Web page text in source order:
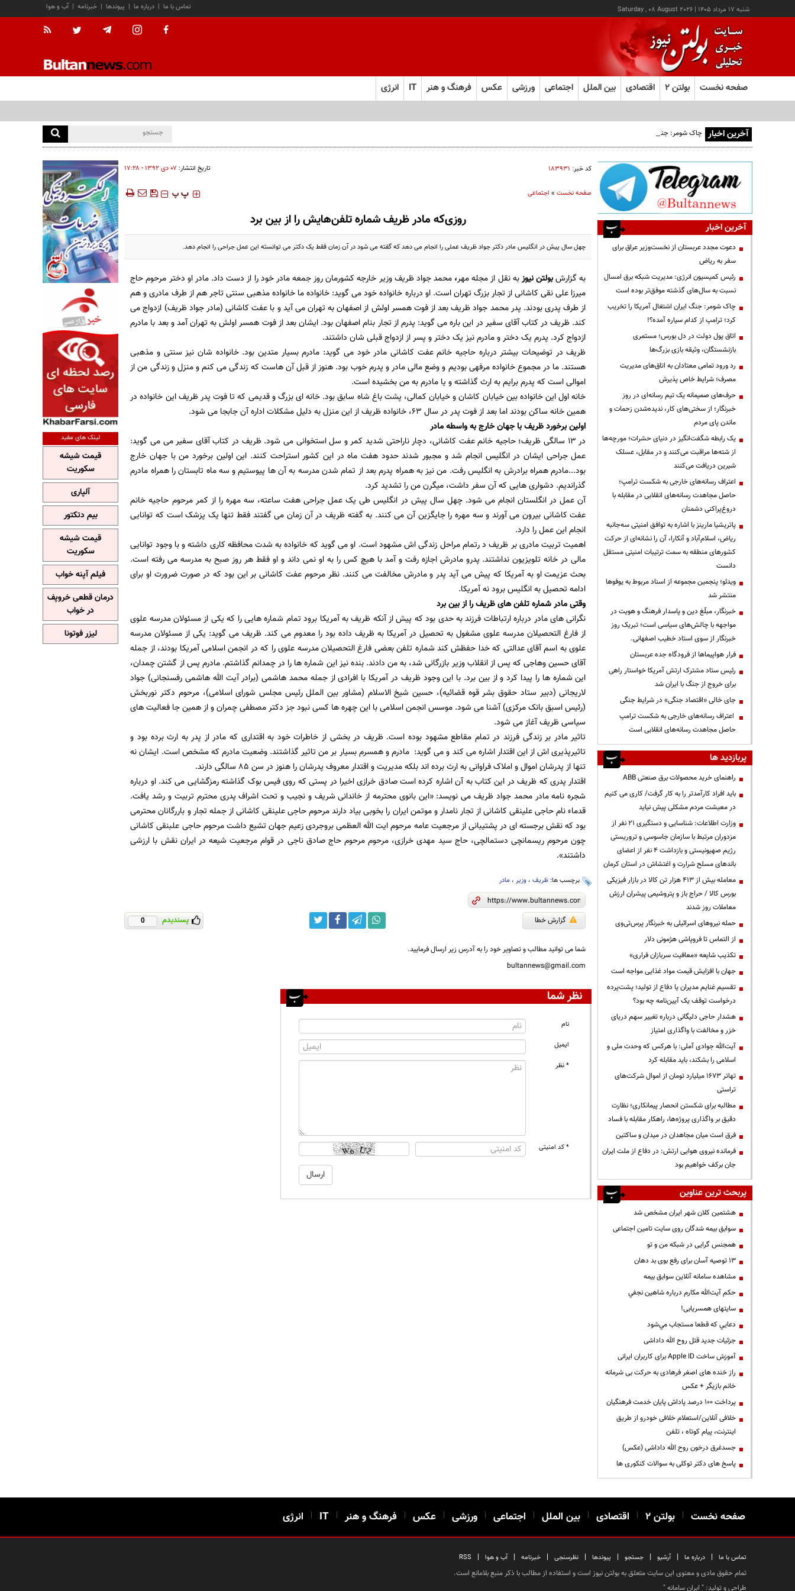
شنبه ۱۷ مرداد ۱۴۰۵ |
Saturday , 08 August 2026 آب و هوا | خبرنامه | پیوندها | درباره ما | تماس با ما
صفحه نخست بولتن ۲ اقتصادی بین الملل اجتماعی ورزشی عکس فرهنگ و هنر IT انرژی
آخرین اخبار چاک شومر: جنگ ایران اشتغال آمریکا را تخریب کرد؛ ترامپ از کدام سیاره آمده؟!
کد خبر: ۱۸۳۹۳۱ تاریخ انتشار: ۰۷ دی ۱۳۹۲ - ۱۷:۲۸
صفحه نخست» اجتماعی ‍‍‍ پ پ
روزی‌که مادر ظریف شماره تلفن‌هایش را از بین برد
چهل سال پیش در انگلیس مادر دکتر جواد ظریف عملی را انجام می دهد که گفته می شود در آن زمان فقط یک دکتر می توانسته این عمل جراحی را انجام دهد.
به گزارشبولتن نیوزبه نقل از مجله مهر، محمد جواد ظریف وزیر خارجه کشورمان روز جمعه مادر خود را از دست داد. مادر او دختر مرحوم حاج
میرزا علی نقی کاشانی از تجار بزرگ تهران است. او درباره خانواده خود می گوید: خانواده ما خانواده مذهبی سنتی تاجر هم از طرف مادری و هم
از طرف پدری بودند. پدر محمد جواد ظریف بعد از فوت همسر اولش از اصفهان به تهران می آید و با عفت کاشانی (مادر جواد ظریف) ازدواج می
کند. ظریف در کتاب آقای سفیر در این باره می گوید: پدرم از تجار بنام اصفهان بود. ایشان بعد از فوت همسر اولش به تهران آمد و بعد با مادرم
ازدواج کرد. پدرم یک دختر و مادرم نیز یک دختر و پسر از ازدواج قبلی شان داشتند.
ظریف در توضیحات بیشتر درباره حاجیه خانم عفت کاشانی مادر خود می گوید: مادرم بسیار متدین بود. خانواده شان نیز سنتی و مذهبی
هستند. ما در مجموع خانواده مرفهی بودیم و وضع مالی مادر و پدرم خوب بود. هنوز از قبل آن هاست که زندگی می کنم و منزل و زندگی من از
اموالی است که پدرم برایم به ارث گذاشته و یا مادرم به من بخشیده است.
خانه اول این خانواده بین خیابان کاشان و خیابان کمالی، پشت باغ شاه سابق بود. خانه ای بزرگ و قدیمی که تا فوت پدر ظریف این خانواده در
همین خانه ساکن بودند اما بعد از فوت پدر در سال 63، خانواده ظریف از این منزل به دلیل مشکلات اداره آن جابجا می شود.
اولین برخورد ظریف با جهان خارج به واسطه مادر
در 13 سالگی ظریف؛ حاجیه خانم عفت کاشانی، دچار ناراحتی شدید کمر و سل استخوانی می شود. ظریف در کتاب آقای سفیر می می گوید:
عمل جراحی ایشان در انگلیس انجام شد و مجبور شدند حدود هفت ماه در این کشور استراحت کنند. این اولین برخورد من با جهان خارج
بود...مادرم همراه برادرش به انگلیس رفت. من نیز به همراه پدرم بعد از تمام شدن مدرسه به آن ها پیوستیم و سه ماه تابستان را همراه مادرم
گذراندیم. دشواری هایی که آن سفر داشت، میگرن من را تشدید کرد.
آن عمل در انگلستان انجام می شود. چهل سال پیش در انگلیس طی یک عمل جراحی هفت ساعته، سه مهره را از کمر مرحوم حاجیه خانم
عفت کاشانی بیرون می آورند و سه مهره را جایگزین آن می کنند. به گفته ظریف در آن زمان می گفتند فقط تنها یک پزشک است که توانایی
انجام این عمل را دارد.
اهمیت تربیت مادری بر ظریف د رتمام مراحل زندگی اش مشهود است. او می گوید که خانواده به شدت محافظه کاری داشته و با وجود توانایی
مالی در خانه تلویزیون نداشتند. پدرو مادرش اجازه رفت و آمد با هیچ کس را به او نمی داند و او فقط هر روز صبح به مدرسه می رفته است.
بحث عزیمت او به آمریکا که پیش می آید پدر و مادرش مخالفت می کنند. نظر مرحوم عفت کاشانی بر این بود که در صورت ضرورت او برای
ادامه تحصیل به انگلیس برود نه آمریکا.
وقتی مادر شماره تلفن های ظریف را از بین برد
نگرانی های مادر درباره ارتباطات فرزند به حدی بود که پیش از آنکه ظریف به آمریکا برود تمام شماره هایی را که یکی از مسئولان مدرسه علوی
از فارغ التحصیلان مدرسه علوی مشغول به تحصیل در آمریکا به ظریف داده بود را معدوم می کند. ظریف می گوید: یکی از مسئولان مدرسه
علوی به اسم آقای عدالتی که خدا حفظش کند شماره تلفن بعضی فارغ التحصیلان مدرسه علوی را که در انجمن اسلامی آمریکا بودند، از جمله
آقای حسین وهاجی که پس از انقلاب وزیر بازرگانی شد، به من دادند. بنده نیز این شماره ها را در چمدانم گذاشتم. مادرم پس از گشتن چمدان،
این شماره ها را پیدا کرد و از بین برد. با این وجود ظریف در آمریکا با افرادی از جمله محمد هاشمی (برادر آیت الله هاشمی رفسنجانی) جواد
لاریجانی (دبیر ستاد حقوق بشر قوه قضائیه)، حسین شیخ الاسلام (مشاور بین الملل رئیس مجلس شورای اسلامی)، مرحوم دکتر نوربخش
(رئیس اسبق بانک مرکزی) آشنا می شود. موسس انجمن اسلامی با این چهره ها کسی نبود جز دکتر مصطفی چمران و از همین جا فعالیت های
سیاسی ظریف آغاز می شود.
تاثیر مادر بر زندگی فرزند در تمام مقاطع مشهود بوده است. ظریف در بخشی از خاطرات خود به اقتداری که مادر از پدر به ارث برده بود و
تاثیرپذیری اش از این اقتدار اشاره می کند و می گوید: مادرم و همسرم بسیار بر من تاثیر گذاشتند. وضعیت مادرم که مشخص است. ایشان نه
تنها از پدرشان اموال و املاک فراوانی به ارث برده اند بلکه مدیریت و اقتدار معروف پدرشان را هنوز در سن 85 سالگی دارند.
اقتدار پدری که ظریف در این کتاب به آن اشاره کرده است صادق خرازی اخیرا در پستی که روی فیس بوک گذاشته رمزگشایی می کند. او درباره
شجره نامه مادر محمد جواد ظریف می نویسد: «این بانوی محترمه از خاندانی شریف و نجیب و تحت اشراف پدری محترم تربیت و رشد یافت.
قدماء نام حاجی علینقی کاشانی از تجار نامدار و موتمن ایران را بخوبی بیاد دارند مرحوم حاجی علینقی کاشانی از جمله تجار و باررگانان محترمی
بود که نقش برجسته ای در پشتیبانی از مرجعیت عامه مرحوم ایت الله العظمی بروجردی زعیم جهان تشیع داشت مرحوم حاجی علبنقی کاشانی
چون مرحوم ریسمانچی دستمالچی، حاج سید مهدی خرازی، مرحوم مرحوم حاج صادق ناجی در قوام مرجعیت شیعه در ایران نقش با ارزشی
داشتند».
برچسب ها: ظریف، وزیر، مادر
گزارش خطا پسندیدم 0
شما می توانید مطالب و تصاویر خود را به آدرس زیر ارسال فرمایید.
bultannews@gmail.com
نظر شما
نام
ایمیل
* نظر
* کد امنیتی
آخرین اخبار
دعوت مجدد عربستان از نخست‌وزیر عراق برای
سفر به ریاض
رئیس کمیسیون انرژی: مدیریت شبکه برق امسال
نسبت به سال‌های گذشته موفق‌تر بوده است
چاک شومر: جنگ ایران اشتغال آمریکا را تخریب
کرد؛ ترامپ از کدام سیاره آمده؟!
اتاق پول دولت در دل بورس؛ مستمری
بازنشستگان، وثیقه بازی بزرگ‌ها
رد ورود تمامی معتادان به اتاق‌های مدیریت
مصرف؛ شرایط خاص پذیرش
حرف‌های صمیمانه یک تیم رسانه‌ای در روز
خبرنگار؛ از سختی‌های کار، ندیده‌شدن زحمات و
ماندن پای مردم
یک رابطه شگفت‌انگیز در دنیای حشرات؛ مورچه‌ها
از شته‌ها مراقبت می‌کنند و در مقابل، عسلک
شیرین دریافت می‌کنند
اعتراف رسانه‌های خارجی به شکست ترامپ؛
حاصل مجاهدت رسانه‌های انقلابی در مقابله با
دروغ‌پراکنی دشمنان
پاتریشیا مارینز با اشاره به توافق امنیتی سه‌جانبه
ریاض، اسلام‌آباد و آنکارا، آن را نشانه‌ای از حرکت
کشورهای منطقه به سمت ترتیبات امنیتی مستقل
دانست
ویدئو؛ پنجمین مجموعه از اسناد مربوط به یوفوها
منتشر شد
خبرنگار، مبلّغ دین و پاسدار فرهنگ و هویت در
مواجهه با چالش‌های سیاسی است؛ تبریک روز
خبرنگار از سوی استاد خطیب اصفهانی.
فرار هواپیماها از فرودگاه جده عربستان
رئیس ستاد مشترک ارتش آمریکا خواستار راهی
برای خروج از جنگ با ایران شد
جای خالی «اقتصاد جنگی» در شرایط جنگی
اعتراف رسانه‌های خارجی به شکست ترامپ
حاصل مجاهدت رسانه‌های انقلابی است
پربازدید ها
راهنمای خرید محصولات برق صنعتی ABB
باید افراد کارآمدتر را به کار گرفت/ کاری می کنیم
در معیشت مردم مشکلی پیش نیاید
وزارت اطلاعات: شناسایی و دستگیری ۲۱ نفر از
مزدوران مرتبط با سازمان جاسوسی و تروریستی
رژیم صهیونیستی و بازداشت ۴ نفر از اعضای
باندهای مسلح شرارت و اغتشاش در استان کرمان
معامله بیش از ۴۱۳ هزار تن کالا در بازار فیزیکی
بورس کالا / حراج باز و پتروشیمی پیشران ارزش
معاملات روز شدند
حمله نیروهای اسرائیلی به خبرنگار پرس‌تی‌وی
از التماس تا فروپاشی هژمونی دلار
تکذیب شایعه «معافیت سربازان فراری»
جهان با افزایش قیمت مواد غذایی مواجه است
تقسیم غنایم مدیران یا دفاع از تولید؛ پشت‌پرده
درخواست توقف یک آیین‌نامه چه بود؟
هشدار حاجی دلیگانی درباره تغییر سهم دریای
خزر و مخالفت با واگذاری امتیاز
آیت‌الله جوادی آملی: با هرکس که وحدت ملی و
اسلامی را بشکند، باید مقابله کرد
تهاتر ۱۶۷۳ میلیارد تومان از اموال شرکت‌های
تراستی
مطالبه برای شکستن انحصار پیمانکاری؛ نظارت
دقیق بر واگذاری پروژه‌ها، راهکار مقابله با فساد
فرق است میان مجاهدان در میدان و ساکتین
فرمانده نیروی هوایی ارتش: در دفاع از ملت ایران
جان برکف خواهیم بود
پربحث ترین عناوین
هشتمین کلان شهر ایران مشخص شد
سوابق بیمه شدگان روی سایت تامین اجتماعی
همجنس گرایی در شبکه من و تو
13 توصیه آسان برای رفع بوی بد دهان
مشاهده سامانه آنلاين سوابق بیمه
حكم آيت‌الله مكارم درباره شاهين نجفي
سایتهای همسریابی!
دعايي كه قطعا مستجاب مي‌شود
جزئیات جدید قتل روح الله داداشی
آموزش ساخت Apple ID برای کاربران ایرانی
راز خنده های اصغر فرهادی به حرکت بی شرمانه
خانم بازیگر + عکس
پرداخت ۱۰۰ درصد پاداش پایان خدمت فرهنگیان
خلافی آنلاین/استعلام خلافی خودرو از طریق
اینترنت، پیام کوتاه ، تلفن
جسدغرق درخون روح الله داداشی (عکس)
پاسخ های دکتر توکلی به سوالات کنکوری ها
لینک های مفید
قیمت شیشه
سکوریت
آلپاری
بیم دتکتور
قیمت شیشه
سکوریت
فیلم آپنه خواب
درمان قطعی خروپف
در خواب
لیزر فوتونا
صفحه نخست | بولتن ۲ | اقتصادی | بین الملل | اجتماعی | ورزشی | عکس | فرهنگ و هنر |
IT
| انرژی
تماس با ما | درباره ما | آرشیو | جستجو | پیوندها | نظرسنجی | خبرنامه | آب و هوا |
RSS
تمام حقوق مادی و معنوی این سایت متعلق به بولتن نیوز است و استفاده از مطالب با ذکر منبع بلامانع است.
طراحی و تولید: " ایران سامانه"